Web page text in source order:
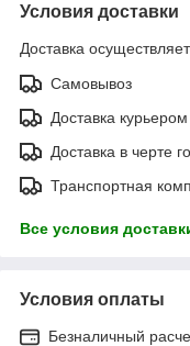
Условия доставки
Доставка
Самовывоз
Доставка курьером
Доставка в черте
Транспортная
Все условия
Условия оплаты
Безналичный